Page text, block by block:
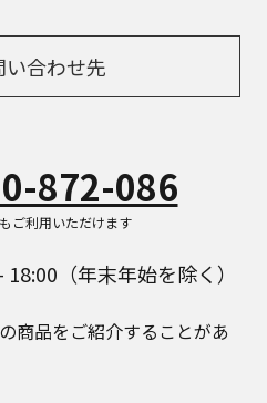
い合わせ先
872-086
ご利用いただけます
（年末年始を除く）
商品をご紹介することがあ